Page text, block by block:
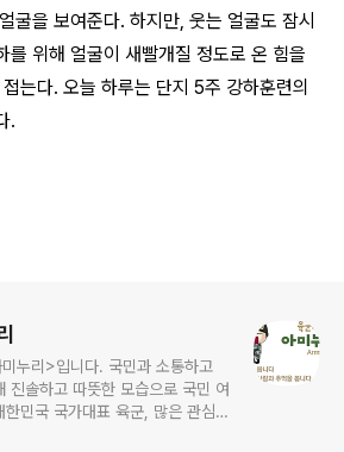
굴을 보여준다. 하지만, 웃는 얼굴도 잠시
를 위해 얼굴이 새빨개질 정도로 온 힘을
는다. 오늘 하루는 단지 5주 강하훈련의
.
누리>입니다. 국민과 소통하고
진솔하고 따뜻한 모습으로 국민 여
민국 국가대표 육군, 많은 관심과